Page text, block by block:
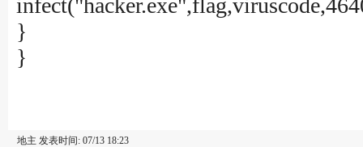
}
}
地主 发表时间: 07/13 18:23